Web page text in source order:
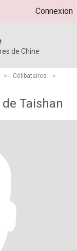
Connexion
de Chine
> Célibataires
>
Taishan